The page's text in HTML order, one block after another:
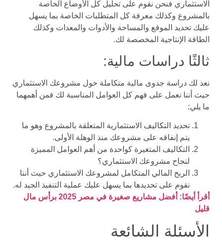
الاستثماري فنحن نقوم على تحليل كل الأوضاع الخاصة
بالمشروع وكذلك معرفة كل المتطلبات الخاصة بما يسهل
عليك تحديد الموقع والمساحة والأدوات والمعدات وكذلك
الطاقة الإنتاجية المخصصة لك.
ثالثًا دراسات مالية:
نعد لك دراسة جدوى مالية متكاملة حول مشروعك الاستثماري
حيث أننا نعمل على فهم كل العوامل المناسبة لك فمن أهمهما
ما يلي:
تحديد التكاليف الاستثمارية المتعلقة بالمشروع وهو ما
يتم إنفاقه على مشروعك منذ الوهلة الأولى.
التكاليف المتغيرة كواحدة من أهم العوامل المميزة
لنجاح مشروعك الاستثماري؟
الربح المالي المتكامل لمشروعك الاستثماري حيث أننا
نقوم على تحديدها بما يسهل عليك عملية التنفيذ الجيد له.
أقرأ أيضًا: أفضل مشاريع صغيرة في مصر 2025 برأس مال
قليل
الأسئلة الشائعة